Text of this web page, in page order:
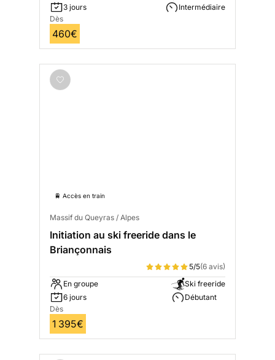
3 jours
Intermédiaire
Dès
460€
🚆 Accès en train
Massif du Queyras / Alpes
Initiation au ski freeride dans le
Briançonnais
5/5(6 avis)
En groupe
6 jours
Ski freeride
Débutant
Dès
1 395€